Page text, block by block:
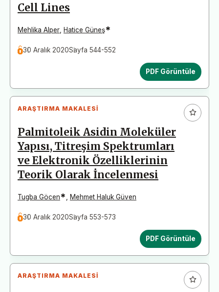
Cell Lines
Mehlika Alper Hatice Güneş*
30 Aralık 2020Sayfa 544-552
PDF Görüntüle
ARAŞTIRMA MAKALESI
Palmitoleik Asidin Moleküler
Yapısı, Titreşim Spektrumları
ve Elektronik Özelliklerinin
Teorik Olarak İncelenmesi
Tugba Göcen* Mehmet Haluk Güven
30 Aralık 2020Sayfa 553-573
PDF Görüntüle
ARAŞTIRMA MAKALESI